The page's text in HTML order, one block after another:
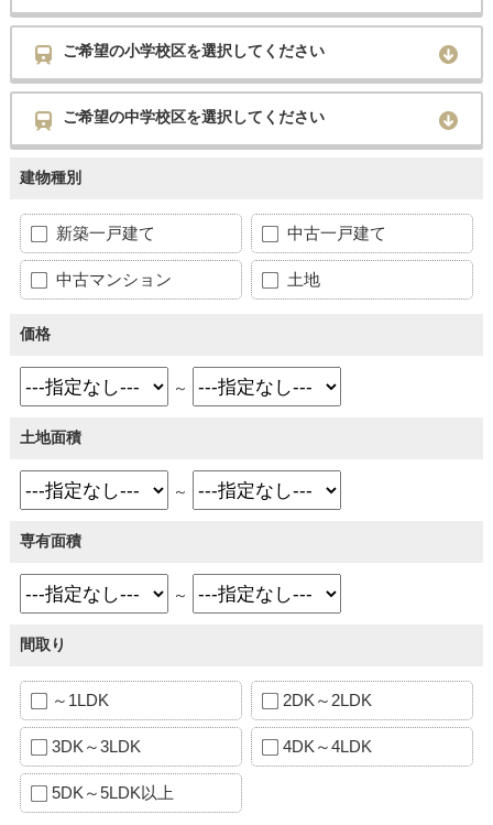
ご希望の小学校区を選択してください
ご希望の中学校区を選択してください
建物種別
新築一戸建て 中古一戸建て
中古マンション 土地
価格
～
土地面積
～
専有面積
～
間取り
～1LDK 2DK～2LDK
3DK～3LDK 4DK～4LDK
5DK～5LDK以上